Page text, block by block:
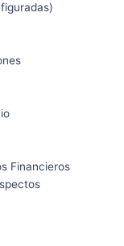
Financieros